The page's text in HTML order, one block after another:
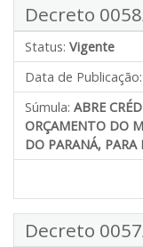
Decreto
Status: Vigente
Data de Publicação:
Súmula: ABRE
ORÇAMENTO DO
DO PARANÁ, PARA
Decreto